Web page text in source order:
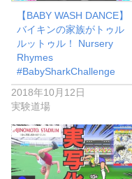
【BABY WASH DANCE】
バイキンの家族がトゥル
ルットゥル！ Nursery
Rhymes
#BabySharkChallenge
2018年10月12日
実験道場